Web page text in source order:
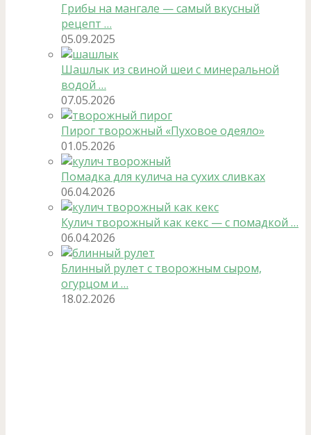
Грибы на мангале — самый вкусный
рецепт …
05.09.2025
Шашлык из свиной шеи с минеральной
водой …
07.05.2026
Пирог творожный «Пуховое одеяло»
01.05.2026
Помадка для кулича на сухих сливках
06.04.2026
Кулич творожный как кекс — с помадкой …
06.04.2026
Блинный рулет с творожным сыром,
огурцом и …
18.02.2026